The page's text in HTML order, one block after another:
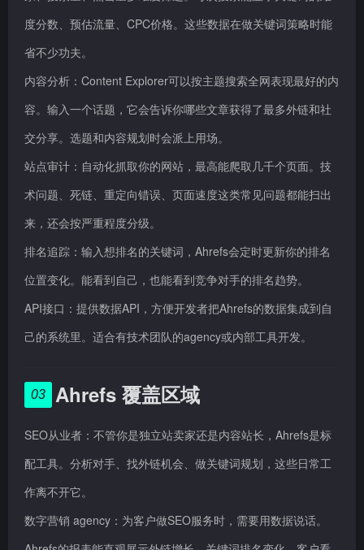
度分数、预估流量、CPC价格。这些数据在做关键词策略时能
省不少功夫。
内容分析：Content Explorer可以按主题搜索全网表现最好的内
容。输入一个话题，它会告诉你哪些文章获得了最多外链和社
交分享。选题和内容规划时会派上用场。
站点审计：自动化抓取你的网站，最高能爬取几千个页面。技
术问题、死链、重定向错误、页面速度这类常见问题都能扫出
来，还会按严重程度分级。
排名追踪：输入想排名的关键词，Ahrefs会定时更新你的排名
位置变化。能看到自己，也能看到竞争对手的排名趋势。
API接口：提供数据API，方便开发者把Ahrefs的数据集成到自
己的系统里。适合有技术团队的agency或内部工具开发。
03 Ahrefs 覆盖区域
SEO从业者：不管你是独立站卖家还是内容站长，Ahrefs是标
配工具。分析对手、找外链机会、做关键词规划，这些日常工
作离不开它。
数字营销 agency：为客户做SEO服务时，需要用数据说话。